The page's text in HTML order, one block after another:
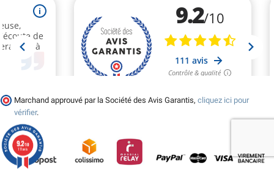
Marchand approuvé par la Société des Avis Garantis, cliquez ici pour
vérifier.
9.2/10
111 avis